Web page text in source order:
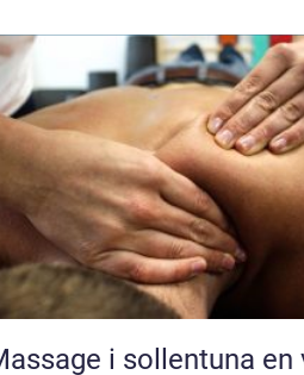
i sollentuna en väg